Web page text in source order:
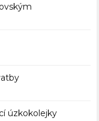
úzkokolejky